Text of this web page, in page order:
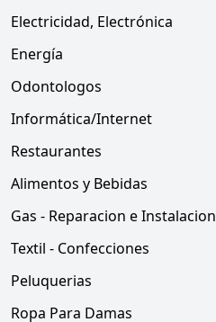
Electricidad, Electrónica
Energía
Odontologos
Informática/Internet
Restaurantes
Alimentos y Bebidas
Gas - Reparacion e Instalacion
Textil - Confecciones
Peluquerias
Ropa Para Damas